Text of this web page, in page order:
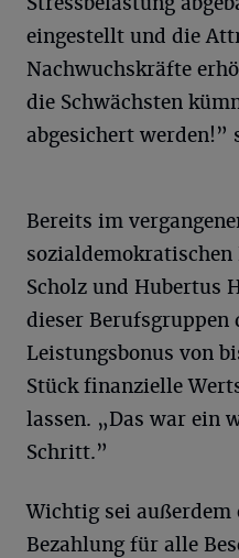
eingestellt und die
Nachwuchskräfte
die Schwächsten
abgesichert werden!”
Bereits im
Scholz und Hubertus
dieser Berufsgruppen
Leistungsbonus von
Stück finanzielle
lassen. „Das war ein
Schritt.”
Wichtig sei
Bezahlung für alle